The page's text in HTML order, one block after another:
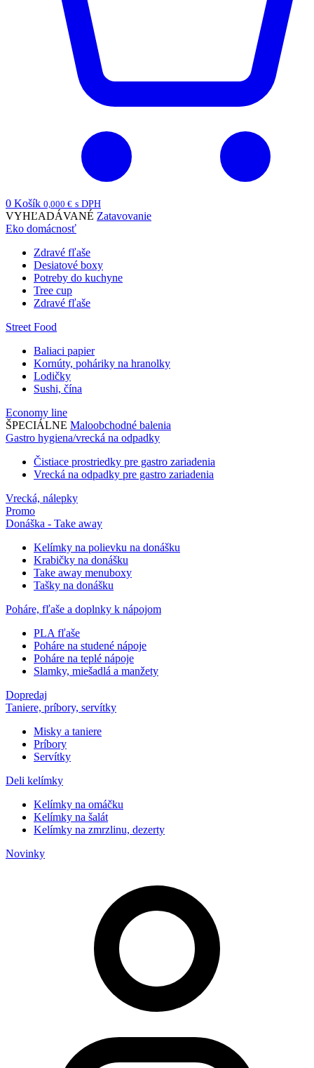
0 Košík 0,000 € s DPH
VYHĽADÁVANÉ Zatavovanie
Eko domácnosť
Zdravé fľaše
Desiatové boxy
Potreby do kuchyne
Tree cup
Zdravé fľaše
Street Food
Baliaci papier
Kornúty, poháriky na hranolky
Lodičky
Sushi, čína
Economy line
ŠPECIÁLNE Maloobchodné balenia
Gastro hygiena/vrecká na odpadky
Čistiace prostriedky pre gastro zariadenia
Vrecká na odpadky pre gastro zariadenia
Vrecká, nálepky
Promo
Donáška - Take away
Kelímky na polievku na donášku
Krabičky na donášku
Take away menuboxy
Tašky na donášku
Poháre, fľaše a doplnky k nápojom
PLA fľaše
Poháre na studené nápoje
Poháre na teplé nápoje
Slamky, miešadlá a manžety
Dopredaj
Taniere, príbory, servítky
Misky a taniere
Príbory
Servítky
Deli kelímky
Kelímky na omáčku
Kelímky na šalát
Kelímky na zmrzlinu, dezerty
Novinky